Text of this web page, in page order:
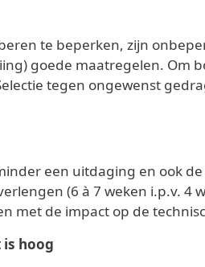
te beperken, zijn
goede maatregelen. Om
tegen ongewenst
een uitdaging en ook
(6 à 7 weken i.p.v.
de impact op de
hoog